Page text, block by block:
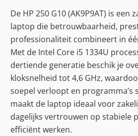
De HP 250 G10 (AK9P9AT) is een
laptop die betrouwbaarheid,
professionaliteit combineert in
Met de Intel Core i5 1334U
dertiende generatie beschik je
kloksnelheid tot 4,6 GHz,
soepel verloopt en programma’s
maakt de laptop ideaal voor
dagelijks vertrouwen op stabiele
efficiënt werken.